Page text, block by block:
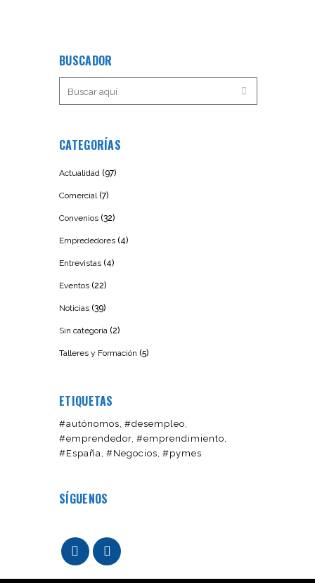
BUSCADOR
CATEGORÍAS
Actualidad (97)
Comercial(7)
Convenios (32)
Emprededores (4)
Entrevistas (4)
Eventos (22)
Noticias (39)
Sin categoría (2)
Talleres y Formación (5)
ETIQUETAS
#autónomos #desempleo
#emprendedor #emprendimiento
#España #Negocios #pymes
SÍGUENOS